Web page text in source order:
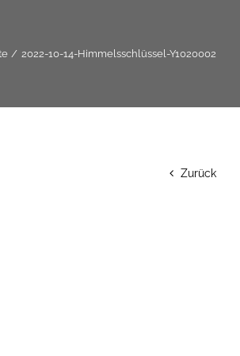
2022-10-14-Himmelsschlüssel-Y1020002
Zurück